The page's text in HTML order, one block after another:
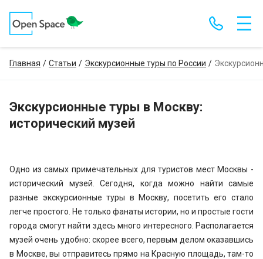
Главная Статьи Экскурсионные туры по России
Экскурсионные туры в Москву:
исторический музей
Одно из самых примечательных для туристов мест Москвы -
исторический музей. Сегодня, когда можно найти самые
разные экскурсионные туры в Москву, посетить его стало
легче простого. Не только фанаты истории, но и простые гости
города смогут найти здесь много интересного. Располагается
музей очень удобно: скорее всего, первым делом оказавшись
в Москве, вы отправитесь прямо на Красную площадь, там-то